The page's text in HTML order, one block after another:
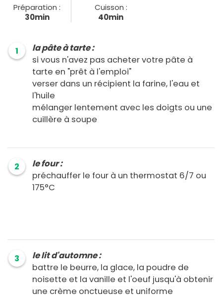
Préparation :
30min
Cuisson :
40min
1
la pâte à tarte :
si vous n'avez pas acheter votre pâte à
tarte en "prêt à l'emploi"
verser dans un récipient la farine, l'eau et
l'huile
mélanger lentement avec les doigts ou une
cuillère à soupe
2
le four :
préchauffer le four à un thermostat 6/7 ou
175°C
3
le lit d'automne :
battre le beurre, la glace, la poudre de
noisette et la vanille et l'oeuf jusqu'à obtenir
une crème onctueuse et uniforme